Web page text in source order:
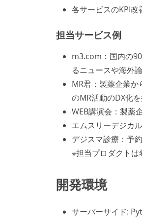
各サービスのKPI
担当サービス例
m3.com：国内の
るニュースや海外
MR君：製薬企業
のMR活動のDX化を
WEB講演会：製薬
エムスリーデジカ
デジスマ診療：予
※担当プロダクトは
開発環境
サーバーサイド: